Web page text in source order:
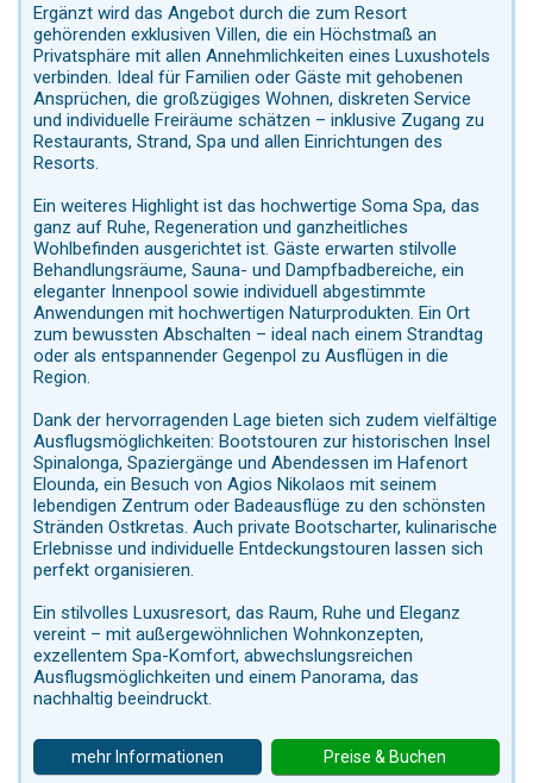
Ergänzt wird das Angebot durch die zum Resort
gehörenden exklusiven Villen, die ein Höchstmaß an
Privatsphäre mit allen Annehmlichkeiten eines Luxushotels
verbinden. Ideal für Familien oder Gäste mit gehobenen
Ansprüchen, die großzügiges Wohnen, diskreten Service
und individuelle Freiräume schätzen – inklusive Zugang zu
Restaurants, Strand, Spa und allen Einrichtungen des
Resorts.
Ein weiteres Highlight ist das hochwertige Soma Spa, das
ganz auf Ruhe, Regeneration und ganzheitliches
Wohlbefinden ausgerichtet ist. Gäste erwarten stilvolle
Behandlungsräume, Sauna- und Dampfbadbereiche, ein
eleganter Innenpool sowie individuell abgestimmte
Anwendungen mit hochwertigen Naturprodukten. Ein Ort
zum bewussten Abschalten – ideal nach einem Strandtag
oder als entspannender Gegenpol zu Ausflügen in die
Region.
Dank der hervorragenden Lage bieten sich zudem vielfältige
Ausflugsmöglichkeiten: Bootstouren zur historischen Insel
Spinalonga, Spaziergänge und Abendessen im Hafenort
Elounda, ein Besuch von Agios Nikolaos mit seinem
lebendigen Zentrum oder Badeausflüge zu den schönsten
Stränden Ostkretas. Auch private Bootscharter, kulinarische
Erlebnisse und individuelle Entdeckungstouren lassen sich
perfekt organisieren.
Ein stilvolles Luxusresort, das Raum, Ruhe und Eleganz
vereint – mit außergewöhnlichen Wohnkonzepten,
exzellentem Spa-Komfort, abwechslungsreichen
Ausflugsmöglichkeiten und einem Panorama, das
nachhaltig beeindruckt.
mehr Informationen Preise & Buchen